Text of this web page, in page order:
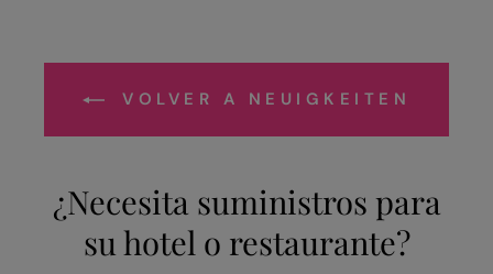
VOLVER A NEUIGKEITEN
¿Necesita suministros para
su hotel o restaurante?